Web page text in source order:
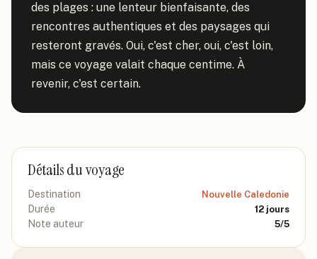
des plages : une lenteur bienfaisante, des
rencontres authentiques et des paysages qui
resteront gravés. Oui, c'est cher, oui, c'est loin,
mais ce voyage valait chaque centime. À
revenir, c'est certain.
Détails du voyage
Destination Nouvelle Caledonie
Durée 12 jours
Note auteur 5/5